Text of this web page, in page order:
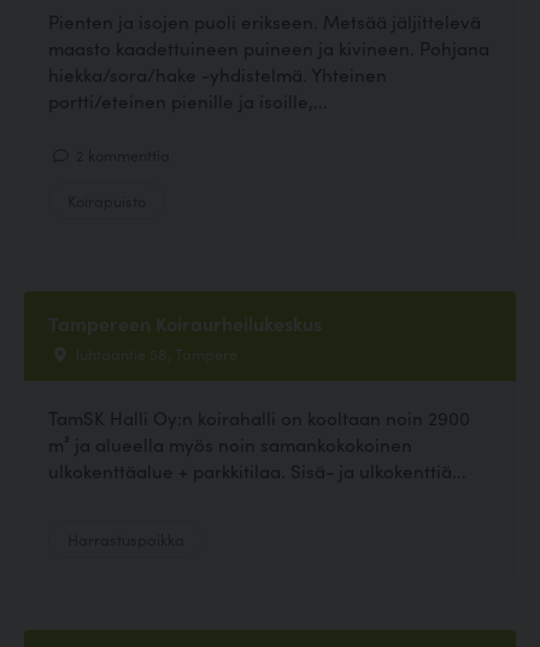
Pienten ja isojen puoli erikseen. Metsää jäljittelevä
maasto kaadettuineen puineen ja kivineen. Pohjana
hiekka/sora/hake -yhdistelmä. Yhteinen
portti/eteinen pienille ja isoille,...
Tampereen Koiraurheilukeskus
luhtaantie 58, Tampere
TamSK Halli Oy:n koirahalli on kooltaan noin 2900
m² ja alueella myös noin samankokokoinen
ulkokenttäalue + parkkitilaa. Sisä- ja ulkokenttiä...